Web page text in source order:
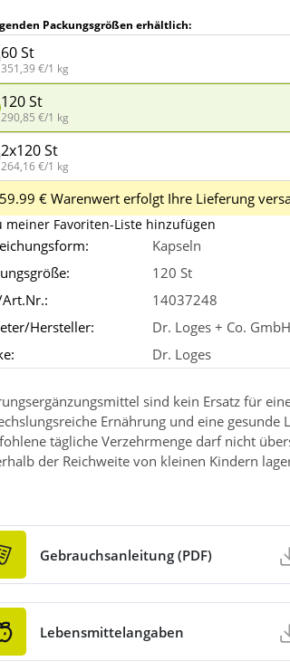
Packungsgrößen erhältlich:
60 St
351,39 €/1 kg
120 St
290,85 €/1 kg
2x120 St
264,16 €/1 kg
€ Warenwert erfolgt Ihre Lieferung
meiner Favoriten-Liste hinzufügen
Kapseln
120 St
14037248
Hersteller:
Dr. Loges + Co. GmbH
Dr. Loges
sind kein Ersatz für
Ernährung und eine gesunde
tägliche Verzehrmenge darf nicht
der Reichweite von kleinen Kindern
Gebrauchsanleitung (PDF)
Lebensmittelangaben